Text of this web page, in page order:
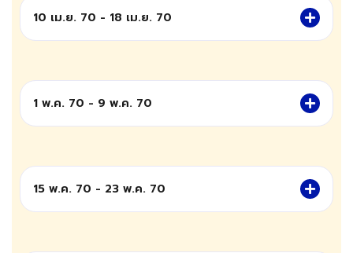
10 เม.ย. 70 - 18 เม.ย. 70
1 พ.ค. 70 - 9 พ.ค. 70
15 พ.ค. 70 - 23 พ.ค. 70